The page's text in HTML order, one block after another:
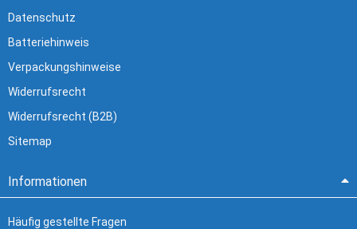
Datenschutz
Batteriehinweis
Verpackungshinweise
Widerrufsrecht
Widerrufsrecht (B2B)
Sitemap
Informationen
Häufig gestellte Fragen